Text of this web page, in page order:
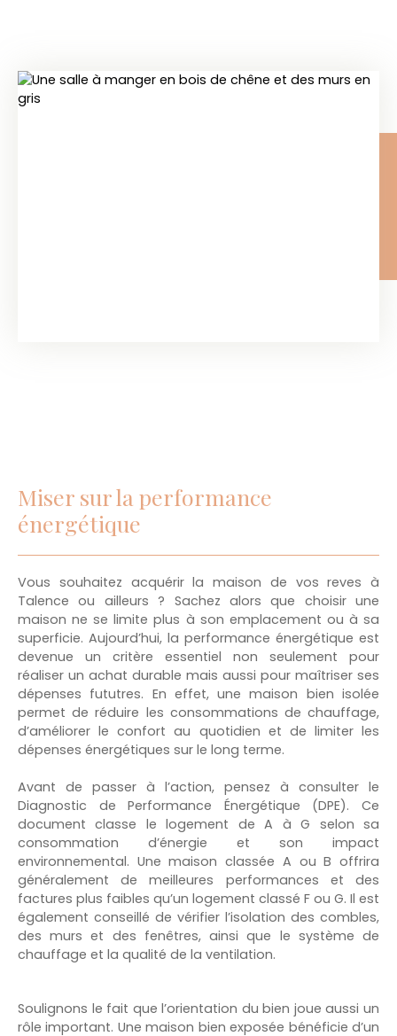
Miser sur la performance
énergétique
Vous souhaitez acquérir la maison de vos reves à
Talence ou ailleurs ? Sachez alors que choisir une
maison ne se limite plus à son emplacement ou à sa
superficie. Aujourd’hui, la performance énergétique est
devenue un critère essentiel non seulement pour
réaliser un achat durable mais aussi pour maîtriser ses
dépenses fututres. En effet, une maison bien isolée
permet de réduire les consommations de chauffage,
d’améliorer le confort au quotidien et de limiter les
dépenses énergétiques sur le long terme.
Avant de passer à l’action, pensez à consulter le
Diagnostic de Performance Énergétique (DPE). Ce
document classe le logement de A à G selon sa
consommation d’énergie et son impact
environnemental. Une maison classée A ou B offrira
généralement de meilleures performances et des
factures plus faibles qu’un logement classé F ou G. Il est
également conseillé de vérifier l’isolation des combles,
des murs et des fenêtres, ainsi que le système de
chauffage et la qualité de la ventilation.
Soulignons le fait que l’orientation du bien joue aussi un
rôle important. Une maison bien exposée bénéficie d’un